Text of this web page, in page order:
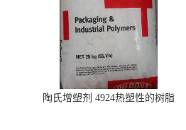
陶氏增塑剂 4924热塑性的树脂